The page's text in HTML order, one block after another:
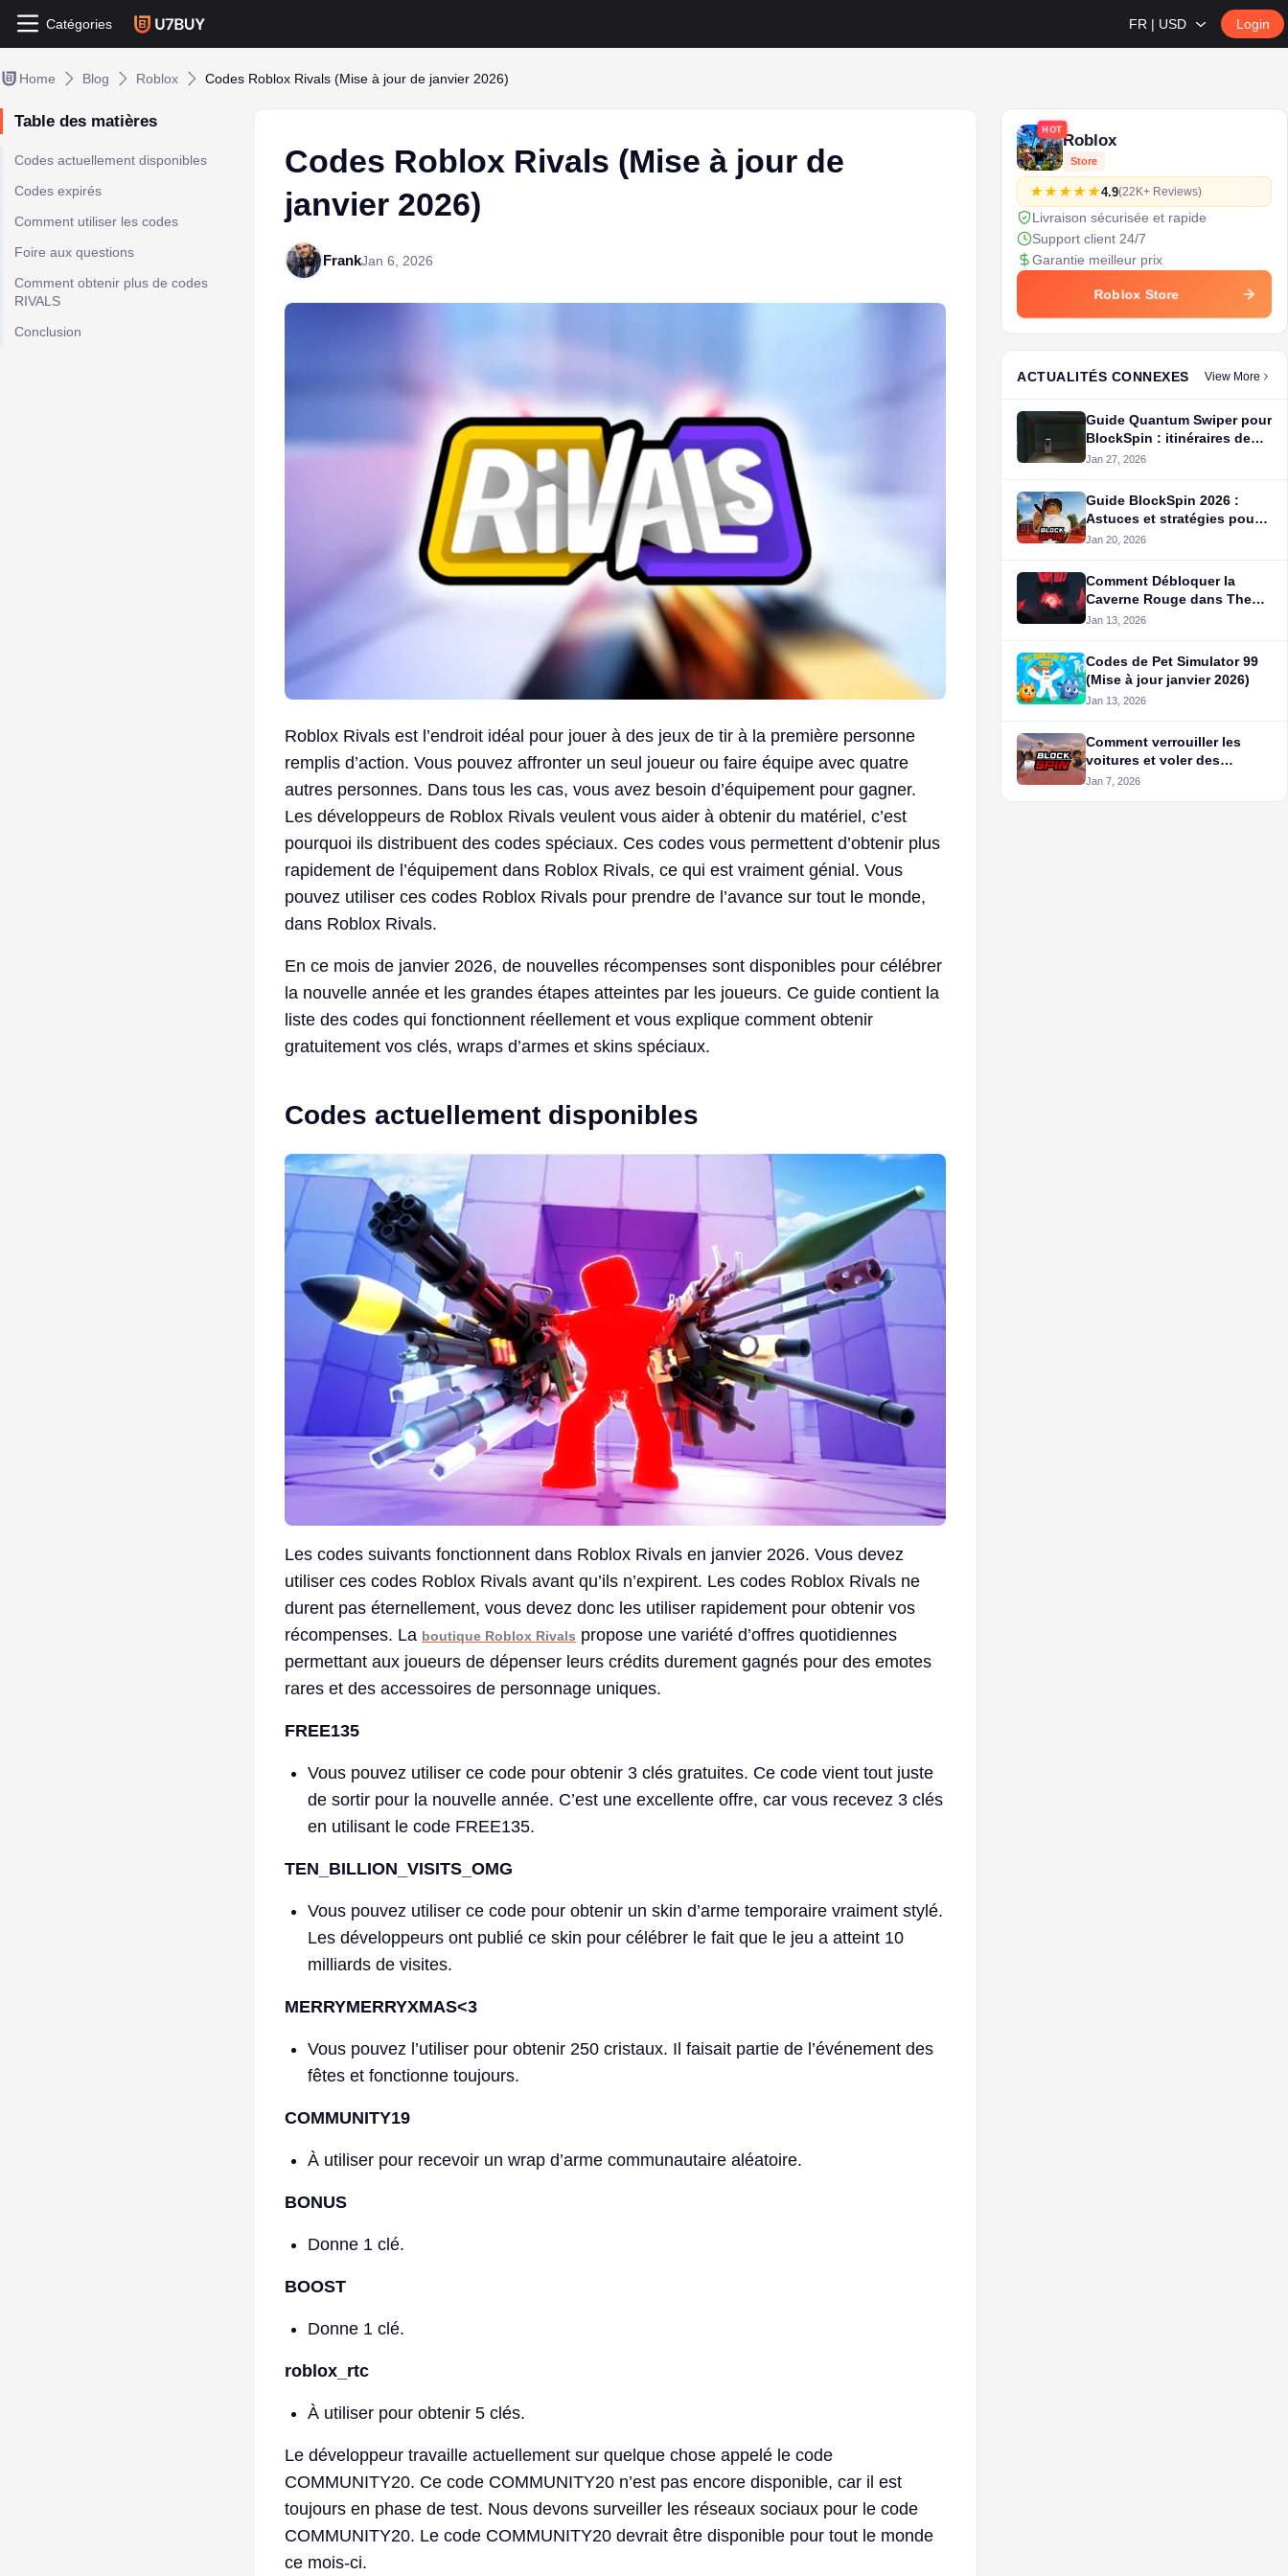
Catégories FR | USD Login
Home Blog Roblox Codes Roblox Rivals (Mise à jour de janvier 2026)
Table des matières
Codes actuellement disponibles
Codes expirés
Comment utiliser les codes
Foire aux questions
Comment obtenir plus de codes
RIVALS
Conclusion
Codes Roblox Rivals (Mise à jour de
janvier 2026)
FrankJan 6, 2026
Roblox Rivals est l’endroit idéal pour jouer à des jeux de tir à la première personne
remplis d’action. Vous pouvez affronter un seul joueur ou faire équipe avec quatre
autres personnes. Dans tous les cas, vous avez besoin d’équipement pour gagner.
Les développeurs de Roblox Rivals veulent vous aider à obtenir du matériel, c’est
pourquoi ils distribuent des codes spéciaux. Ces codes vous permettent d’obtenir plus
rapidement de l’équipement dans Roblox Rivals, ce qui est vraiment génial. Vous
pouvez utiliser ces codes Roblox Rivals pour prendre de l’avance sur tout le monde,
dans Roblox Rivals.
En ce mois de janvier 2026, de nouvelles récompenses sont disponibles pour célébrer
la nouvelle année et les grandes étapes atteintes par les joueurs. Ce guide contient la
liste des codes qui fonctionnent réellement et vous explique comment obtenir
gratuitement vos clés, wraps d’armes et skins spéciaux.
Codes actuellement disponibles
Les codes suivants fonctionnent dans Roblox Rivals en janvier 2026. Vous devez
utiliser ces codes Roblox Rivals avant qu’ils n’expirent. Les codes Roblox Rivals ne
durent pas éternellement, vous devez donc les utiliser rapidement pour obtenir vos
récompenses. La boutique Roblox Rivals propose une variété d’offres quotidiennes
permettant aux joueurs de dépenser leurs crédits durement gagnés pour des emotes
rares et des accessoires de personnage uniques.
FREE135
Vous pouvez utiliser ce code pour obtenir 3 clés gratuites. Ce code vient tout juste
de sortir pour la nouvelle année. C’est une excellente offre, car vous recevez 3 clés
en utilisant le code FREE135.
TEN_BILLION_VISITS_OMG
Vous pouvez utiliser ce code pour obtenir un skin d’arme temporaire vraiment stylé.
Les développeurs ont publié ce skin pour célébrer le fait que le jeu a atteint 10
milliards de visites.
MERRYMERRYXMAS<3
Vous pouvez l’utiliser pour obtenir 250 cristaux. Il faisait partie de l’événement des
fêtes et fonctionne toujours.
COMMUNITY19
À utiliser pour recevoir un wrap d’arme communautaire aléatoire.
BONUS
Donne 1 clé.
BOOST
Donne 1 clé.
roblox_rtc
À utiliser pour obtenir 5 clés.
Le développeur travaille actuellement sur quelque chose appelé le code
COMMUNITY20. Ce code COMMUNITY20 n’est pas encore disponible, car il est
toujours en phase de test. Nous devons surveiller les réseaux sociaux pour le code
COMMUNITY20. Le code COMMUNITY20 devrait être disponible pour tout le monde
ce mois-ci.
HOT
Roblox
Store
4.9(22K+ Reviews)
Livraison sécurisée et rapide
Support client 24/7
Garantie meilleur prix
Roblox Store
ACTUALITÉS CONNEXES View More
Guide Quantum Swiper pour
BlockSpin : itinéraires de
distributeurs et conseils
Jan 27, 2026
Guide BlockSpin 2026 :
Astuces et stratégies pour
progresser pour tous les
Jan 20, 2026
Comment Débloquer la
Caverne Rouge dans The
Forge
Jan 13, 2026
Codes de Pet Simulator 99
(Mise à jour janvier 2026)
Jan 13, 2026
Comment verrouiller les
voitures et voler des
voitures verrouillées dans
Jan 7, 2026